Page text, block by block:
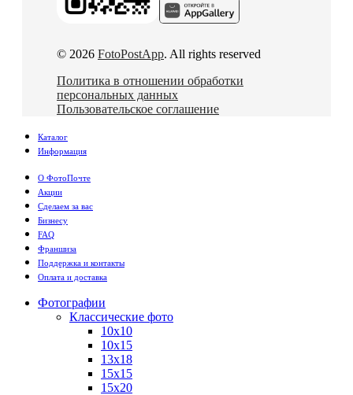
© 2026 FotoPostApp. All rights reserved
Политика в отношении обработки
персональных данных
Пользовательское соглашение
Каталог
Информация
О ФотоПочте
Акции
Сделаем за вас
Бизнесу
FAQ
Франшиза
Поддержка и контакты
Оплата и доставка
Фотографии
Классические фото
10х10
10х15
13х18
15х15
15х20